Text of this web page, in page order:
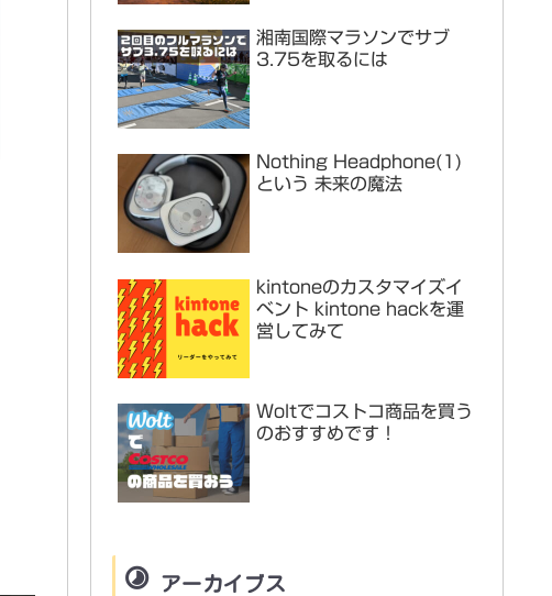
湘南国際マラソンでサブ
3.75を取るには
Nothing Headphone(1)
という 未来の魔法
kintoneのカスタマイズイ
ベント kintone hackを運
営してみて
Woltでコストコ商品を買う
のおすすめです！
アーカイブス